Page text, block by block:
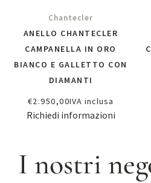
Chantecler
ANELLO CHANTECLER
CAMPANELLA IN ORO
BIANCO E GALLETTO CON
DIAMANTI
€2.950,00IVA inclusa
Richiedi informazioni
I nostri